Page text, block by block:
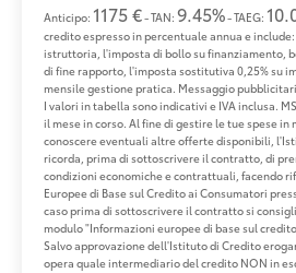
Anticipo: 1175 €- TAN: 9.45%- TAEG:
credito espresso in percentuale annua e
istruttoria, l'imposta di bollo su finanziamento,
di fine rapporto, l'imposta sostitutiva 0,25% su
mensile gestione pratica. Messaggio
I valori in tabella sono indicativi e IVA inclusa.
il mese in corso. Al fine di gestire le tue spese in
conoscere eventuali altre offerte disponibili,
ricorda, prima di sottoscrivere il contratto, di
condizioni economiche e contrattuali, facendo
Europee di Base sul Credito ai Consumatori
caso prima di sottoscrivere il contratto si
modulo "Informazioni europee di base sul
Salvo approvazione dell'Istituto di Credito
opera quale intermediario del credito NON in